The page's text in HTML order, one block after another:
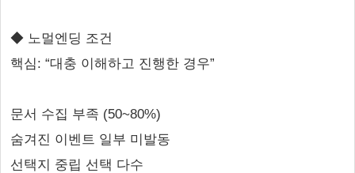
◆ 노멀엔딩 조건
핵심: “대충 이해하고 진행한 경우”
문서 수집 부족 (50~80%)
숨겨진 이벤트 일부 미발동
선택지 중립 선택 다수